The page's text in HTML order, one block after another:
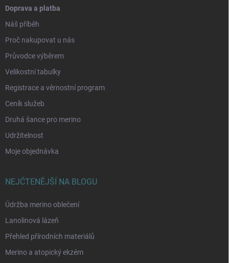
Doprava a platba
Náš příběh
Proč nakupovat u nás
Průvodce výběrem
Velikostní tabulky
Registrace a věrnostní program
Ceník služeb
Druhá šance pro merino
Udržitelnost
Moje objednávka
NEJČTENĚJŠÍ NA BLOGU
Údržba merino oblečení
Lanolinová lázeň
Přehled přírodních materiálů
Merino a atopický ekzém